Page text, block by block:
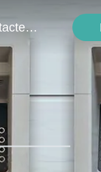
Contacteer Ons